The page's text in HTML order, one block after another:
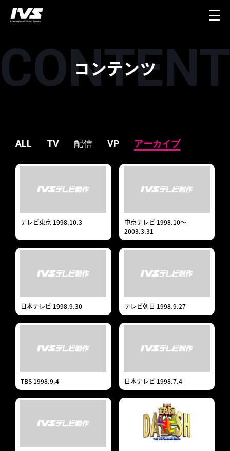
コンテンツ
ALL TV 配信 VP アーカイブ
テレビ東京 1998.10.3
中京テレビ 1998.10～
2003.3.31
日本テレビ 1998.9.30 テレビ朝日 1998.9.27
TBS 1998.9.4 日本テレビ 1998.7.4